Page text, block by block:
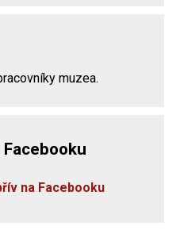
muzea.
na Facebooku